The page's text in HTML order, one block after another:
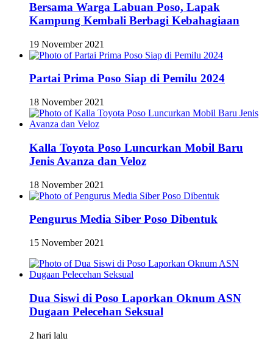
Bersama Warga Labuan Poso, Lapak
Kampung Kembali Berbagi Kebahagiaan
19 November 2021
Partai Prima Poso Siap di Pemilu 2024
18 November 2021
Kalla Toyota Poso Luncurkan Mobil Baru
Jenis Avanza dan Veloz
18 November 2021
Pengurus Media Siber Poso Dibentuk
15 November 2021
Dua Siswi di Poso Laporkan Oknum ASN
Dugaan Pelecehan Seksual
2 hari lalu